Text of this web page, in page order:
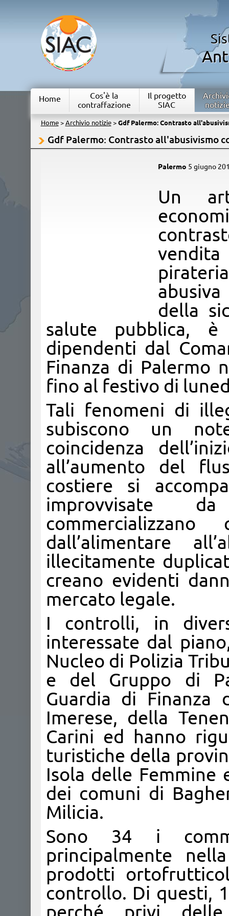
Home
Cos'è la
contraffazione
Il progetto
SIAC
Home> Archivio notizie> Gdf Palermo: Contrasto
Gdf Palermo: Contrasto all'abusivismo
Palermo 5 giugno
​Un
della
salute pubblica,
dipendenti dal
Finanza di Palermo
fino al festivo di
Tali fenomeni di
subiscono un
coincidenza
all’aumento del
costiere si
improvvisate
dall’alimentare
illecitamente
creano evidenti
mercato legale.
I controlli, in
interessate dal
Nucleo di Polizia
e del Gruppo di
Guardia di Finanza
Imerese, della
Carini ed hanno
turistiche della
Isola delle
dei comuni di
Milicia.
Sono 34 i
principalmente
prodotti
controllo. Di questi,
perché privi delle